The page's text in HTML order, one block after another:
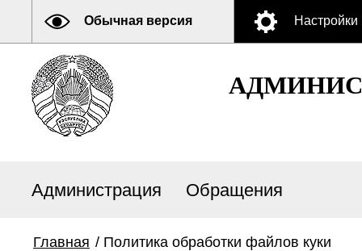
Обычная версия Настройки
Администрация Обращения
Главная / Политика обработки файлов куки